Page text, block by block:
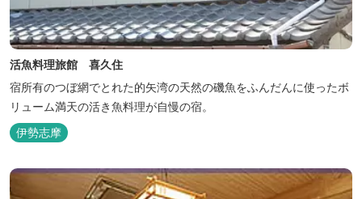
活魚料理旅館 喜久住
宿所有のつぼ網でとれた的矢湾の天然の磯魚をふんだんに使ったボ
リューム満天の活き魚料理が自慢の宿。
伊勢志摩